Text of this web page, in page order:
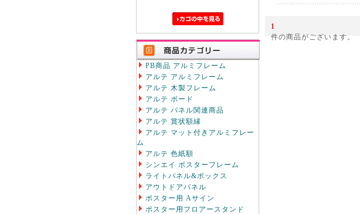
PB商品 アルミフレーム
アルテ アルミフレーム
アルテ 木製フレーム
アルテ ボード
アルテ パネル関連商品
アルテ 賞状額縁
アルテ マット付きアルミフレー
ム
アルテ 色紙額
シンエイ ポスターフレーム
ライトパネル&ボックス
アウトドアパネル
ポスター用 Aサイン
ポスター用フロアースタンド
1
件の商品がございます。